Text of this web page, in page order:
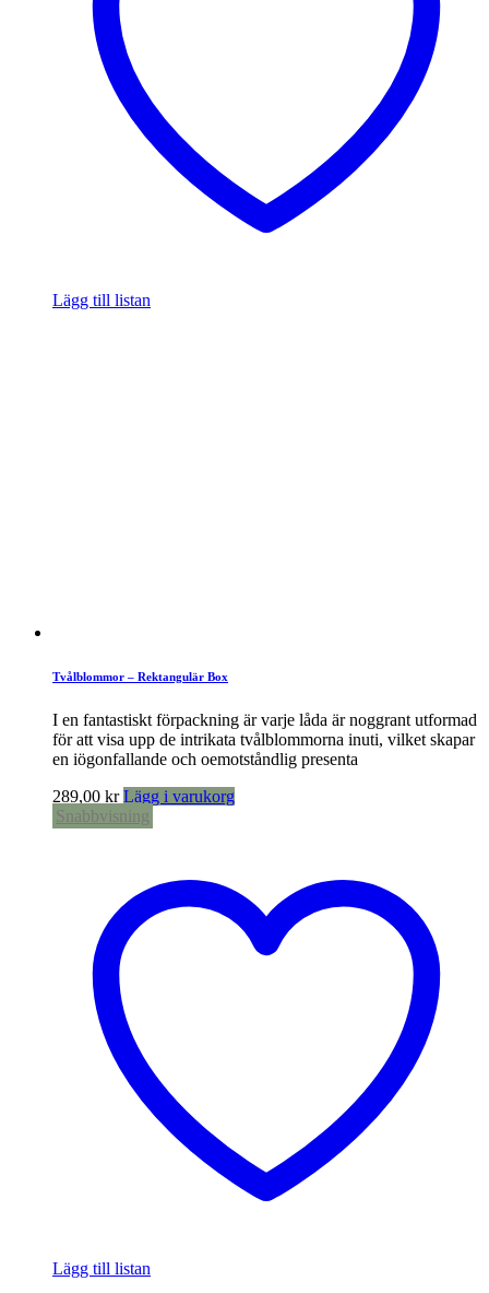
Lägg till listan
Tvålblommor – Rektangulär Box
I en fantastiskt förpackning är varje låda är noggrant utformad
för att visa upp de intrikata tvålblommorna inuti, vilket skapar
en iögonfallande och oemotståndlig presenta
289,00 kr Lägg i varukorg
Snabbvisning
Lägg till listan